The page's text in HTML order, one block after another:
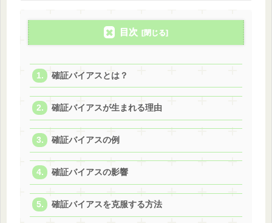
目次
確証バイアスとは？
確証バイアスが生まれる理由
確証バイアスの例
確証バイアスの影響
確証バイアスを克服する方法